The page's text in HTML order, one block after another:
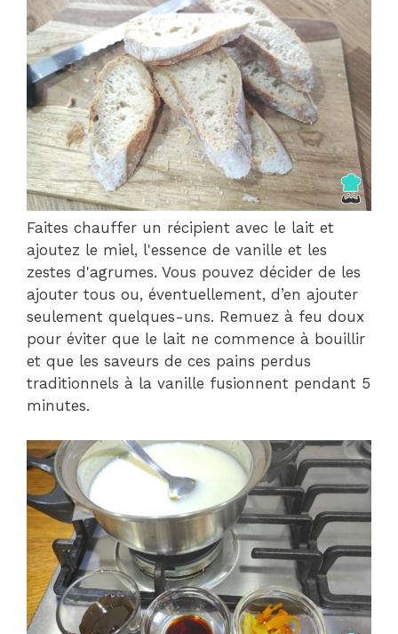
Faites chauffer un récipient avec le lait et
ajoutez le miel, l'essence de vanille et les
zestes d'agrumes. Vous pouvez décider de les
ajouter tous ou, éventuellement, d’en ajouter
seulement quelques-uns. Remuez à feu doux
pour éviter que le lait ne commence à bouillir
et que les saveurs de ces pains perdus
traditionnels à la vanille fusionnent pendant 5
minutes.